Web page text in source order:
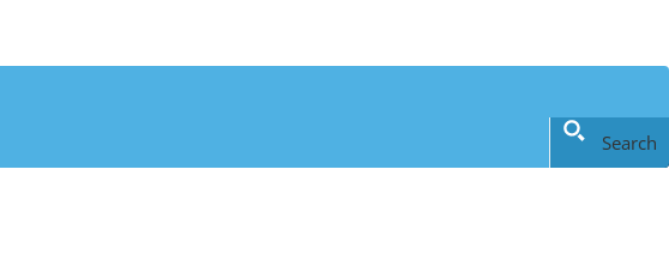
Search